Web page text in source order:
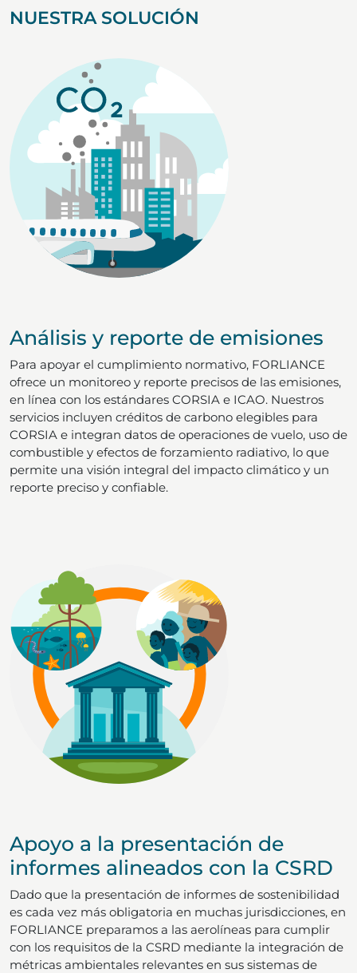
NUESTRA SOLUCIÓN
Análisis y reporte de emisiones
Para apoyar el cumplimiento normativo, FORLIANCE
ofrece un monitoreo y reporte precisos de las emisiones,
en línea con los estándares CORSIA e ICAO. Nuestros
servicios incluyen créditos de carbono elegibles para
CORSIA e integran datos de operaciones de vuelo, uso de
combustible y efectos de forzamiento radiativo, lo que
permite una visión integral del impacto climático y un
reporte preciso y confiable.
Apoyo a la presentación de
informes alineados con la CSRD
Dado que la presentación de informes de sostenibilidad
es cada vez más obligatoria en muchas jurisdicciones, en
FORLIANCE preparamos a las aerolíneas para cumplir
con los requisitos de la CSRD mediante la integración de
métricas ambientales relevantes en sus sistemas de